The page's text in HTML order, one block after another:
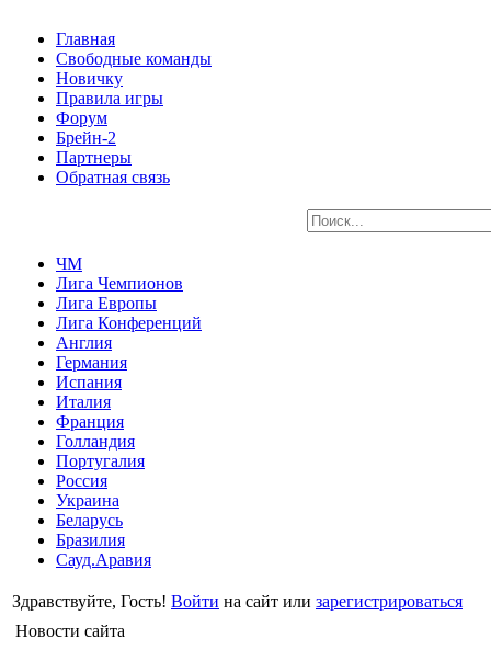
Главная
Свободные команды
Новичку
Правила игры
Форум
Брейн-2
Партнеры
Обратная связь
ЧМ
Лига Чемпионов
Лига Европы
Лига Конференций
Англия
Германия
Испания
Италия
Франция
Голландия
Португалия
Россия
Украина
Беларусь
Бразилия
Сауд.Аравия
Здравствуйте, Гость! Войти на сайт или зарегистрироваться
Новости сайта